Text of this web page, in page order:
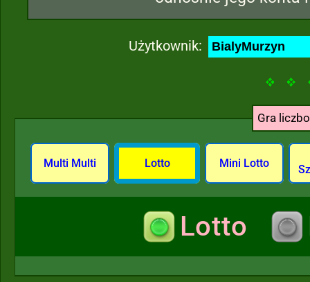
Użytkownik:
Gra
Multi Multi Lotto Mini Lotto
Lotto